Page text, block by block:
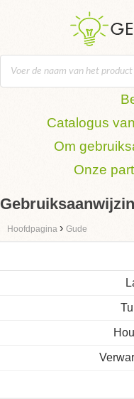
Catalogus
Om
Onze
Hoofdpagina › Gude